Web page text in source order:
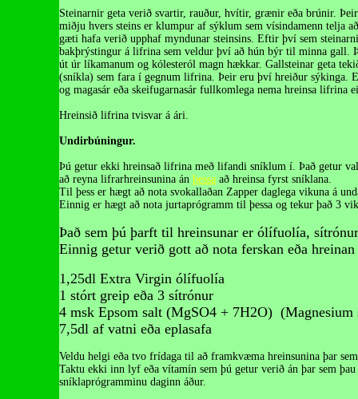
Steinarnir geta verið svartir, rauður, hvítir, grænir eða brúnir.
miðju hvers steins er klumpur af sýklum sem vísindamenn telja
gæti hafa verið upphaf myndunar steinsins. Eftir því sem
bakþrýstingur á lifrina sem veldur því að hún býr til minna gall.
út úr líkamanum og kólesteról magn hækkar. Gallsteinar geta
(sníkla) sem fara í gegnum lifrina. Þeir eru því hreiður sýkinga.
og magasár eða skeifugarnasár fullkomlega nema hreinsa lifrina
Hreinsið lifrina tvisvar á ári.
Undirbúningur.
Þú getur ekki hreinsað lifrina með lifandi sníklum í. Það getur
að reyna lifrarhreinsunina án þessa að hreinsa fyrst sníklana.
Til þess er hægt að nota svokallaðan Zapper daglega vikuna á
Einnig er hægt að nota jurtaprógramm til þessa og tekur það 3
Það sem þú þarft til hreinsunar er ólífuolía,
Einnig getur verið gott að nota ferskan eða
1,25dl Extra Virgin ólífuolía
1 stórt greip eða 3 sítrónur
4 msk Epsom salt (MgSO4 + 7H2O) (Magnesium
7,5dl af vatni eða eplasafa
Veldu helgi eða tvo frídaga til að framkvæma hreinsunina þar
Taktu ekki inn lyf eða vítamín sem þú getur verið án þar sem
sníklaprógramminu daginn áður.